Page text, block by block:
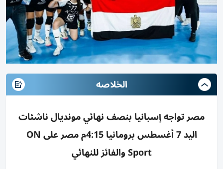
الخلاصه
مصر تواجه إسبانيا بنصف نهائي مونديال ناشئات
اليد 7 أغسطس برومانيا 4:15م مصر على ON
Sport والفائز للنهائي